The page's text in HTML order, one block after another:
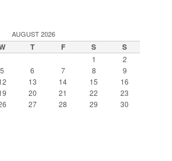
AUGUST 2026
T F S S
1
2
5 6 7 8
9
13 14 15
16
20 21 22
23
27 28 29
30